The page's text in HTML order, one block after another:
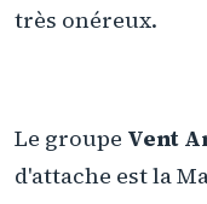
très onéreux.
Le groupe Vent
d'attache est la